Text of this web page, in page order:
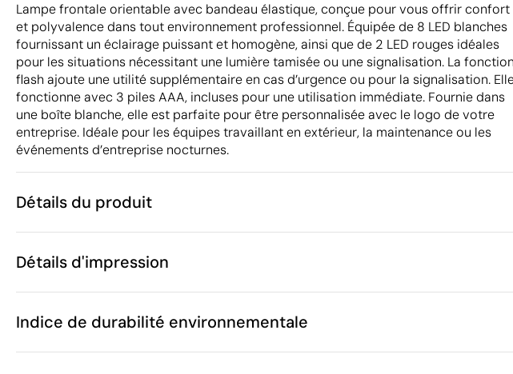
Lampe frontale orientable avec bandeau élastique, conçue pour vous offrir confort
et polyvalence dans tout environnement professionnel. Équipée de 8 LED blanches
fournissant un éclairage puissant et homogène, ainsi que de 2 LED rouges idéales
pour les situations nécessitant une lumière tamisée ou une signalisation. La fonction
flash ajoute une utilité supplémentaire en cas d’urgence ou pour la signalisation.
fonctionne avec 3 piles AAA, incluses pour une utilisation immédiate. Fournie dans
une boîte blanche, elle est parfaite pour être personnalisée avec le logo de votre
entreprise. Idéale pour les équipes travaillant en extérieur, la maintenance ou les
événements d’entreprise nocturnes.
Détails du produit
Caractéristiques
Code du produit
Taille
26 x 1.4 cm
Poids
107 g
Détails d'impression
Indice de durabilité environnementale